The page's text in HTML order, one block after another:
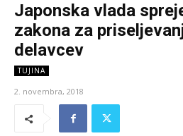
Japonska vlada
zakona za
delavcev
TUJINA
2. novembra, 2018